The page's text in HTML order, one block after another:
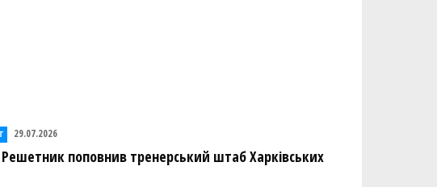
29.07.2026
поповнив тренерський штаб Харківських